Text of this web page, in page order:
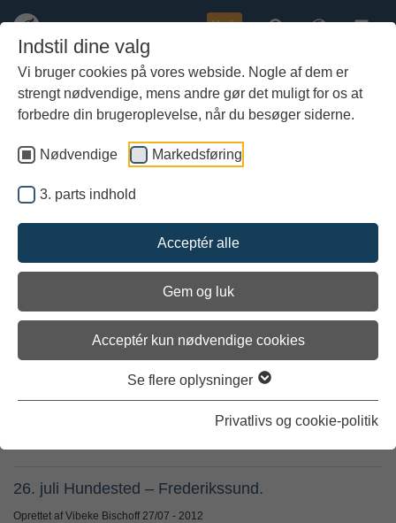
Indstil dine valg
Vi bruger cookies på vores webside. Nogle af dem er
strengt nødvendige, mens andre gør det muligt for os at
forbedre din brugeroplevelse, når du besøger siderne.
Nødvendige Markedsføring
3. parts indhold
Acceptér alle
Gem og luk
Acceptér kun nødvendige cookies
Se flere oplysninger
Privatlivs og cookie-politik
indhold
Køb
Skibets logbog
Af skipper Vibeke Bischoff
En blog med uddrag fra Havhingstens logbog, der beskriver
kurs, vejrforhold og sejladsens forløb.
28. juli. Frederikssund - Roskilde.
Oprettet af Vibeke Bischoff
Kl. 10.00, log 257, S 5 m/s.
26. juli Hundested – Frederikssund.
Oprettet af Vibeke Bischoff27/07 - 2012